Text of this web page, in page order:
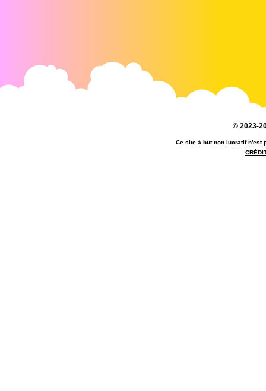
© 2023-
Ce site à but non lucratif n'est
référentiel anne disney - référentiel